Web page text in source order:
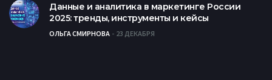
Данные и аналитика в маркетинге России
2025: тренды, инструменты и кейсы
ОЛЬГА СМИРНОВА 23 ДЕКАБРЯ